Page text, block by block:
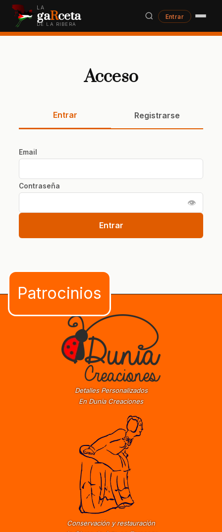
LA
gaRceta
DE LA RIBERA
Entrar
Acceso
Entrar Registrarse
Email
Contraseña
👁
Entrar
Detalles Personalizados
En Dunia Creaciones
Conservación y restauración